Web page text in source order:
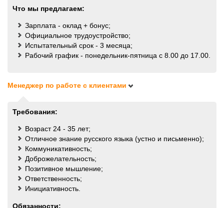
Что мы предлагаем:
Зарплата - оклад + бонус;
Официальное трудоустройство;
Испытательный срок - 3 месяца;
Рабочий график - понедельник-пятница с 8.00 до 17.00.
Менеджер по работе с клиентами
Требования:
Возраст 24 - 35 лет;
Отличное знание русского языка (устно и письменно);
Коммуникативность;
Доброжелательность;
Позитивное мышление;
Ответственность;
Инициативность.
Обязанности: